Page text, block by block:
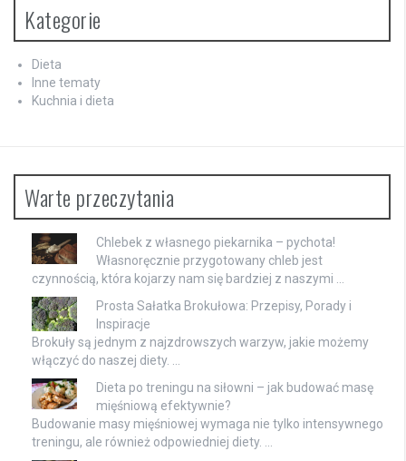
Kategorie
Dieta
Inne tematy
Kuchnia i dieta
Warte przeczytania
Chlebek z własnego piekarnika – pychota!
Własnoręcznie przygotowany chleb jest
czynnością, która kojarzy nam się bardziej z naszymi …
Prosta Sałatka Brokułowa: Przepisy, Porady i
Inspiracje
Brokuły są jednym z najzdrowszych warzyw, jakie możemy
włączyć do naszej diety. …
Dieta po treningu na siłowni – jak budować masę
mięśniową efektywnie?
Budowanie masy mięśniowej wymaga nie tylko intensywnego
treningu, ale również odpowiedniej diety. …